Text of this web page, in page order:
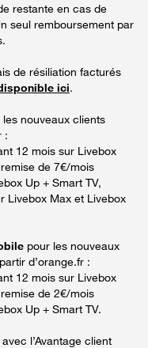
restante en cas de
seul remboursement par
de résiliation facturés
ici.
les nouveaux clients
:
12 mois sur Livebox
de 7€/mois
Up + Smart TV,
Livebox Max et Livebox
pour les nouveaux
d’orange.fr :
12 mois sur Livebox
de 2€/mois
Up + Smart TV.
l’Avantage client